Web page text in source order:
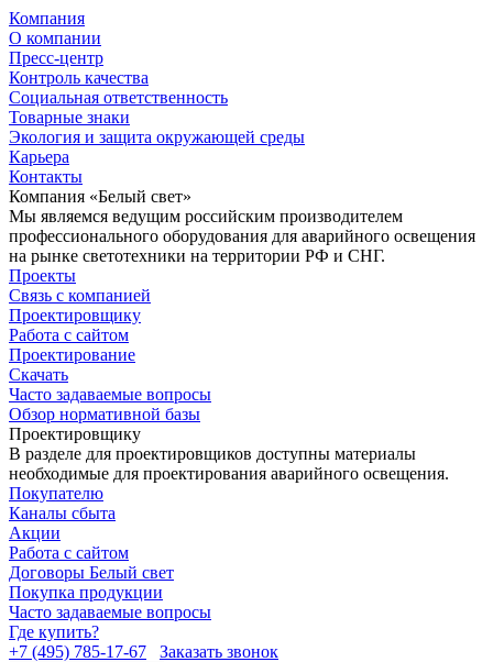
Компания
О компании
Пресс-центр
Контроль качества
Социальная ответственность
Товарные знаки
Экология и защита окружающей среды
Карьера
Контакты
Компания «Белый свет»
Мы являемся ведущим российским производителем
профессионального оборудования для аварийного освещения
на рынке светотехники на территории РФ и СНГ.
Проекты
Связь с компанией
Проектировщику
Работа с сайтом
Проектирование
Скачать
Часто задаваемые вопросы
Обзор нормативной базы
Проектировщику
В разделе для проектировщиков доступны материалы
необходимые для проектирования аварийного освещения.
Покупателю
Каналы сбыта
Акции
Работа с сайтом
Договоры Белый свет
Покупка продукции
Часто задаваемые вопросы
Где купить?
+7 (495) 785-17-67
Заказать звонок